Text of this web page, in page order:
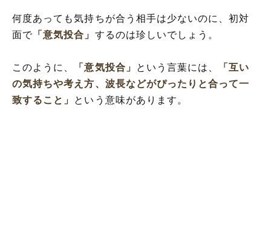
何度あっても気持ちが合う相手は少ないのに、初対
面で 「意気投合」 するのは珍しいでしょう。
このように、 「意気投合」 という言葉には、
「互い
の気持ちや考え方、波長などがぴったりと合って一
致すること」 という意味があります。